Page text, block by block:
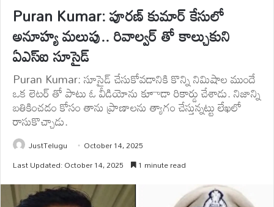
Puran Kumar: పూరణ్ కుమార్ కేసులో
అనూహ్య మలుపు.. రివాల్వర్ తో కాల్చుకుని
ఏఎస్ఐ సూసైడ్
Puran Kumar: సూసైడ్ చేసుకోవడానికి కొన్ని నిమిషాల ముందే
ఒక లెటర్ తో పాటు ఓ వీడియోను కూాడా రికార్డు చేశాడు. నిజాన్ని
బతికించడం కోసం తాను ప్రాణాలను త్యాగం చేస్తున్నట్టు లేఖలో
రాసుకొచ్చాడు.
JustTelugu
October 14, 2025
Last Updated: October 14, 2025
1 minute read